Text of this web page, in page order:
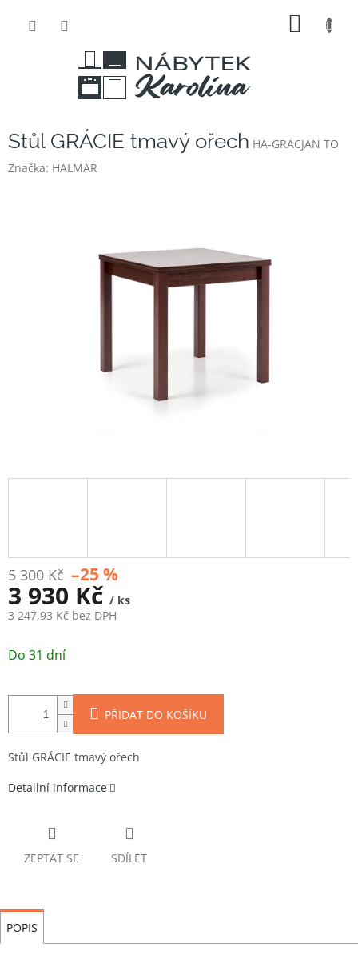
Stůl GRÁCIE tmavý ořech HA-GRACJAN TO
Značka: HALMAR
5 300 Kč –25 %
3 930 Kč / ks
3 247,93 Kč bez DPH
cena:
Do 31 dní
PŘIDAT DO KOŠÍKU
Stůl GRÁCIE tmavý ořech
Detailní informace
ZEPTAT SE SDÍLET
POPIS